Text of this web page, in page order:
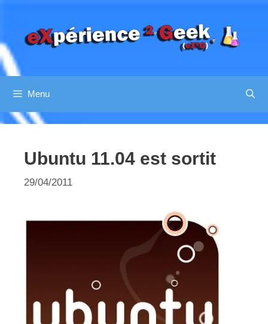
contenu
Menu
Ubuntu 11.04 est sortit
29/04/2011